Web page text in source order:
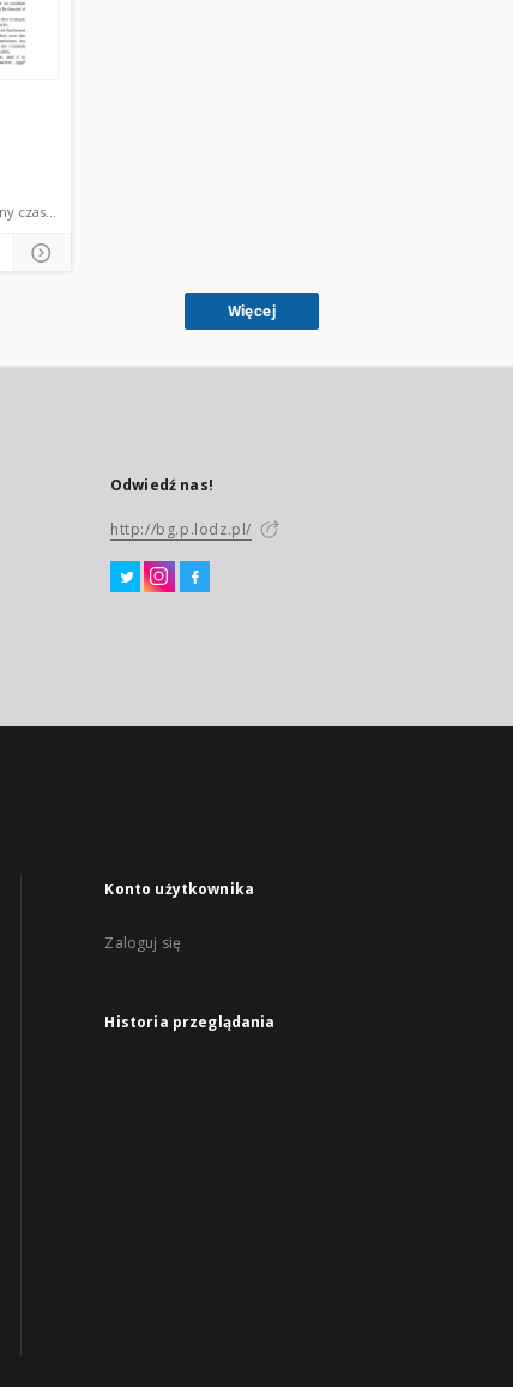
dokument elektroniczny czasopismo
Więcej
Odwiedź nas!
http://bg.p.lodz.pl/
Konto użytkownika
Zaloguj się
Historia przeglądania